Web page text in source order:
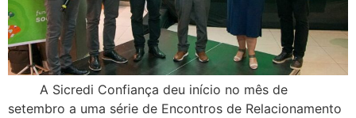
A Sicredi Confiança deu início no mês de
setembro a uma série de Encontros de Relacionamento